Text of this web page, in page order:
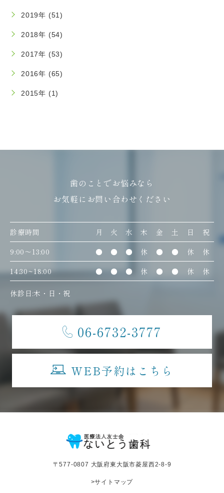
2019年 (51)
2018年 (54)
2017年 (53)
2016年 (65)
2015年 (1)
歯のことでお悩みなら
お気軽にお問い合わせください
診療時間 月 火 水 木 金 土 日
祝
9:00〜13:00
● ● ● 休 ● ● 休
休
14:30~18:00
● ● ● 休 ● ● 休 休
休診日:木・日・祝
06-6732-3777
WEB予約はこちら
〒577-0807 大阪府東大阪市菱屋西2-8-9
>サイトマップ